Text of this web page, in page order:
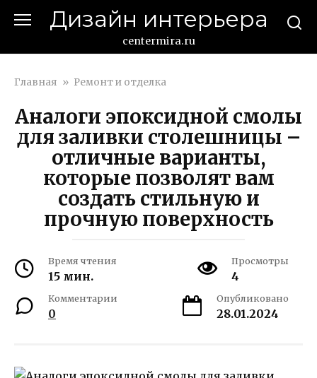
Дизайн интерьера
centermira.ru
Главная » Ремонт и отделка
Аналоги эпоксидной смолы
для заливки столешницы –
отличные варианты,
которые позволят вам
создать стильную и
прочную поверхность
Время чтения
15 мин.
Просмотры
4
Комментарии
0
Опубликовано
28.01.2024